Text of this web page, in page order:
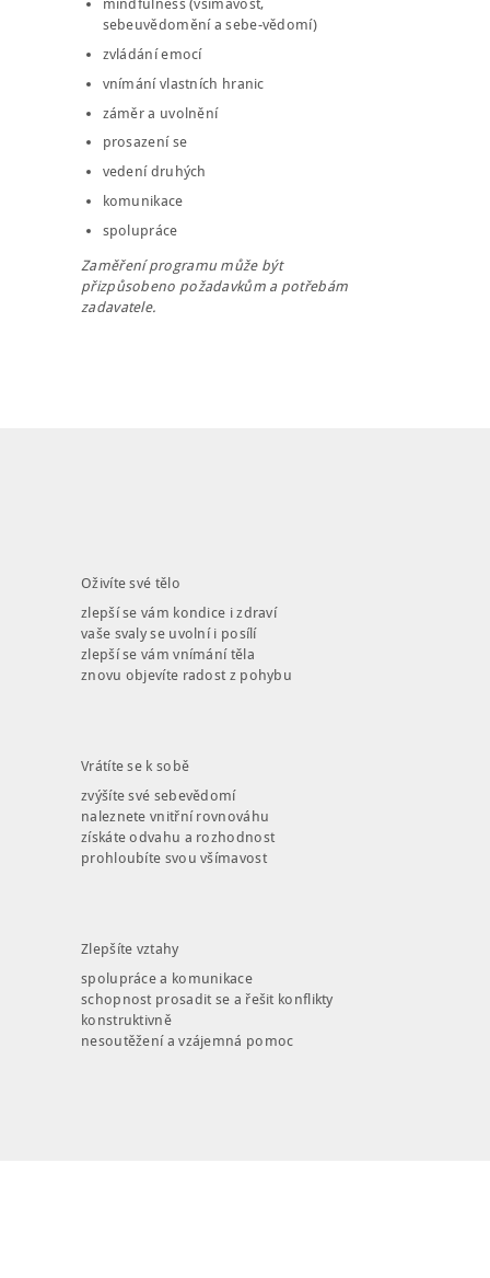
SEMINÁŘE
PRO FIRMY
ENGLISH
mindfulness (všímavost,
sebeuvědomění a sebe-vědomí)
zvládání emocí
vnímání vlastních hranic
záměr a uvolnění
prosazení se
vedení druhých
komunikace
spolupráce
Zaměření programu může být
přizpůsobeno požadavkům a potřebám
zadavatele.
Oživíte své tělo
zlepší se vám kondice i zdraví
vaše svaly se uvolní i posílí
zlepší se vám vnímání těla
znovu objevíte radost z pohybu
Vrátíte se k sobě
zvýšíte své sebevědomí
naleznete vnitřní rovnováhu
získáte odvahu a rozhodnost
prohloubíte svou všímavost
Zlepšíte vztahy
spolupráce a komunikace
schopnost prosadit se a řešit konflikty
konstruktivně
nesoutěžení a vzájemná pomoc